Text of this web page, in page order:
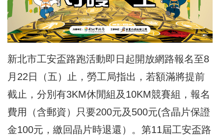
新北市工安盃路跑活動即日起開放網路報名至8
月22日（五）止，勞工局指出，若額滿將提前
截止，分別有3KM休閒組及10KM競賽組，報名
費用（含郵資）只要200元及500元(含晶片保證
金100元，繳回晶片時退還）。第11屆工安盃路